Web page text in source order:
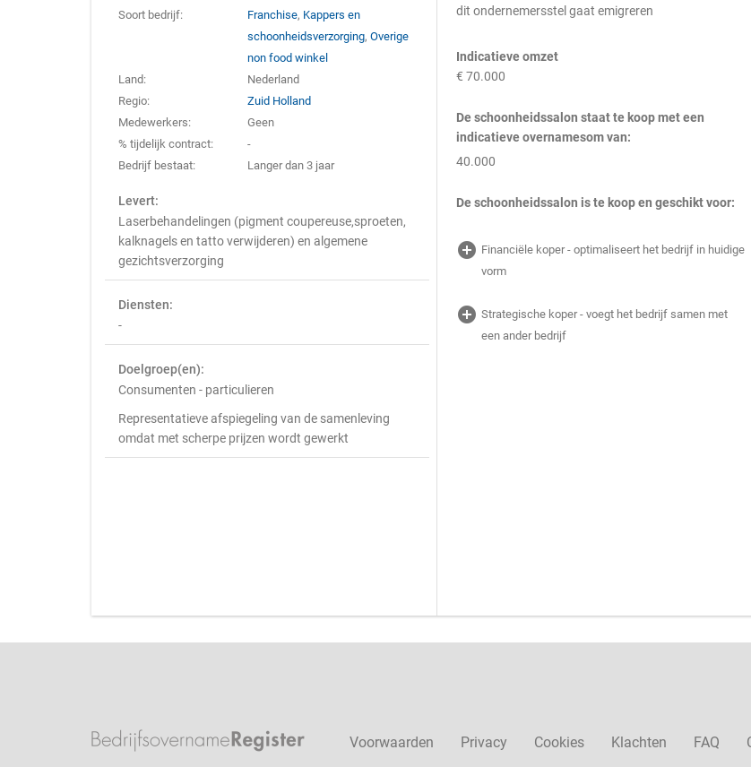
Soort bedrijf:
Franchise, Kappers en
schoonheidsverzorging,Overige
non food winkel
Land:
Nederland
Regio:
Zuid Holland
Medewerkers:
Geen
% tijdelijk contract:
-
Bedrijf bestaat:
Langer dan 3 jaar
Levert:
Laserbehandelingen (pigment coupereuse,sproeten,
kalknagels en tatto verwijderen) en algemene
gezichtsverzorging
Diensten:
-
Doelgroep(en):
Consumenten - particulieren
Representatieve afspiegeling van de samenleving
omdat met scherpe prijzen wordt gewerkt
dit ondernemersstel gaat emigreren
Indicatieve omzet
€ 70.000
De schoonheidssalon staat te koop met een
indicatieve overnamesom van:
40.000
De schoonheidssalon is te koop en geschikt voor:
add_circle Financiële koper - optimaliseert het bedrijf in huidige
vorm
add_circle Strategische koper - voegt het bedrijf samen met
een ander bedrijf
Voorwaarden Privacy Cookies Klachten FAQ